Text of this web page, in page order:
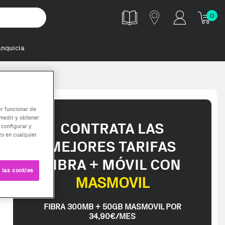
0
CONTRATA LAS
MEJORES TARIFAS
FIBRA + MÓVIL CON
MASMOVIL
FIBRA 300MB + 50GB MASMOVIL POR
34,90€/MES
funcionar de
y obtener
y
en cualquier
cookies